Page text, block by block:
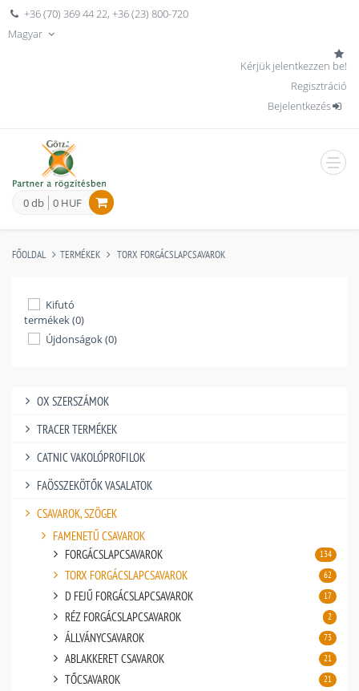
+36 (70) 369 44 22,+36 (23) 800-720
Magyar
Kérjük jelentkezzen be!
Regisztráció
Bejelentkezés
0 db 0 HUF
FŐOLDAL TERMÉKEK TORX FORGÁCSLAPCSAVAROK
Kifutó
termékek (0)
Újdonságok (0)
OX SZERSZÁMOK
TRACER TERMÉKEK
CATNIC VAKOLÓPROFILOK
FAÖSSZEKÖTŐK VASALATOK
CSAVAROK, SZÖGEK
FAMENETŰ CSAVAROK
FORGÁCSLAPCSAVAROK
134
TORX FORGÁCSLAPCSAVAROK 62
D FEJŰ FORGÁCSLAPCSAVAROK 17
RÉZ FORGÁCSLAPCSAVAROK 2
ÁLLVÁNYCSAVAROK 73
ABLAKKERET CSAVAROK 21
TŐCSAVAROK 21